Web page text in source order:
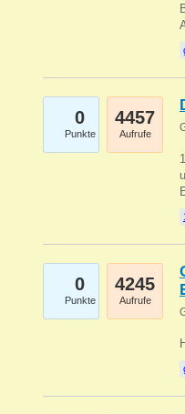
0
Punkte
4457
Aufrufe
0
Punkte
4245
Aufrufe